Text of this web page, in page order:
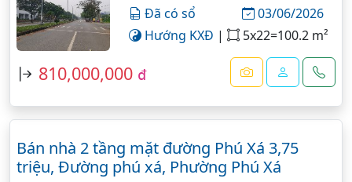
Đã có sổ
03/06/2026
Hướng KXĐ | 5x22=100.2 m²
810,000,000 đ
Bán nhà 2 tầng mặt đường Phú Xá 3,75
triệu, Đường phú xá, Phường Phú Xá